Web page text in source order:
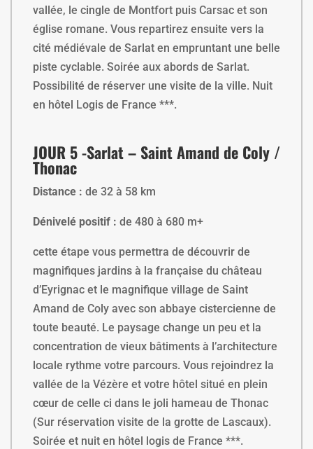
vallée, le cingle de Montfort puis Carsac et son
église romane. Vous repartirez ensuite vers la
cité médiévale de Sarlat en empruntant une belle
piste cyclable. Soirée aux abords de Sarlat.
Possibilité de réserver une visite de la ville. Nuit
en hôtel Logis de France ***.
JOUR 5 -Sarlat – Saint Amand de Coly /
Thonac
Distance : de 32 à 58 km
Dénivelé positif : de 480 à 680 m+
cette étape vous permettra de découvrir de
magnifiques jardins à la française du château
d’Eyrignac et le magnifique village de Saint
Amand de Coly avec son abbaye cistercienne de
toute beauté. Le paysage change un peu et la
concentration de vieux bâtiments à l’architecture
locale rythme votre parcours. Vous rejoindrez la
vallée de la Vézère et votre hôtel situé en plein
cœur de celle ci dans le joli hameau de Thonac
(Sur réservation visite de la grotte de Lascaux).
Soirée et nuit en hôtel logis de France ***.